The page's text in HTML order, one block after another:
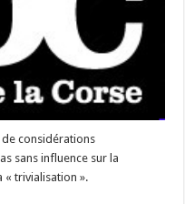
considérations
sans influence sur la
« trivialisation ».